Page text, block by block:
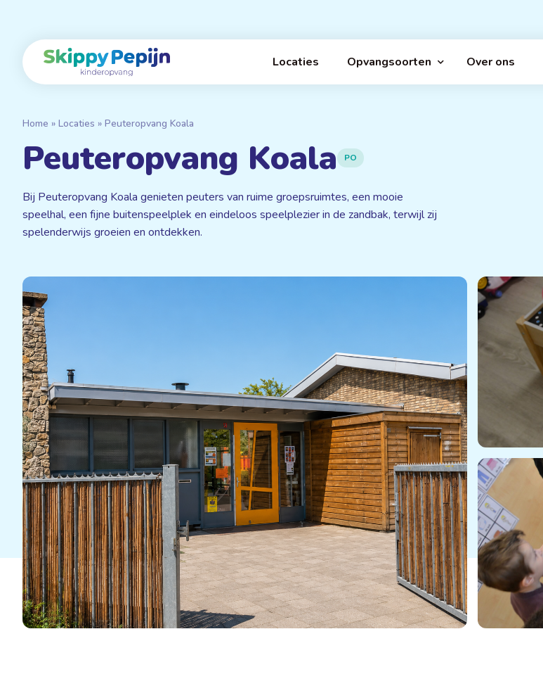
Home Locaties Opvangsoorten Over ons
Home » Locaties » Peuteropvang Koala
Peuteropvang Koala PO
Bij Peuteropvang Koala genieten peuters van ruime groepsruimtes, een mooie
speelhal, een fijne buitenspeelplek en eindeloos speelplezier in de zandbak, terwijl zij
spelenderwijs groeien en ontdekken.